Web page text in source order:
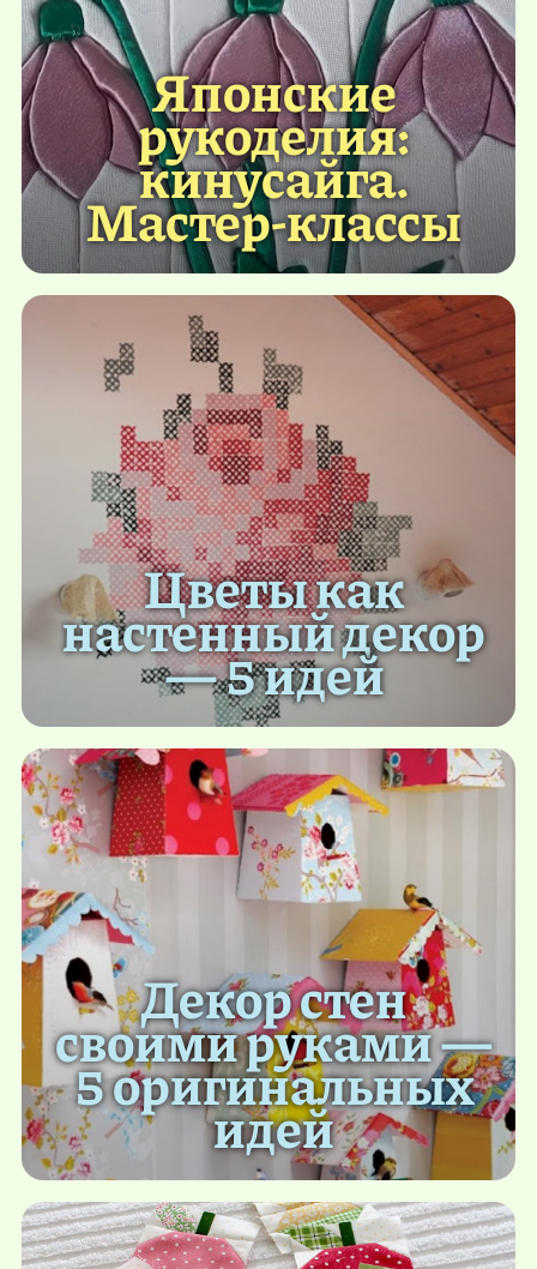
Японские
рукоделия:
кинусайга.
Мастер-классы
Цветы как
настенный декор
— 5 идей
Декор стен
своими руками —
5 оригинальных
идей